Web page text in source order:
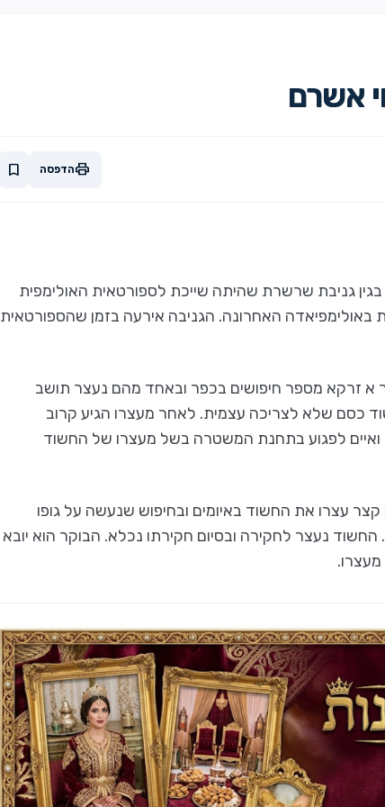
אשרם
printהדפסה bookmark
גניבת שרשרת שהיתה שייכת לספורטאית האולימפית
באולימפיאדה האחרונה. הגניבה אירעה בזמן שהספורטאית
א זרקא מספר חיפושים בכפר ובאחד מהם נעצר תושב
כסם שלא לצריכה עצמית. לאחר מעצרו הגיע קרוב
משפחתו של החשוד, תושב המקום בן 24 ואיים לפגוע בתחנת המשטרה בשל מעצרו של החשוד
עצרו את החשוד באיומים ובחיפוש שנעשה על גופו
החשוד נעצר לחקירה ובסיום חקירתו נכלא. הבוקר הוא יובא